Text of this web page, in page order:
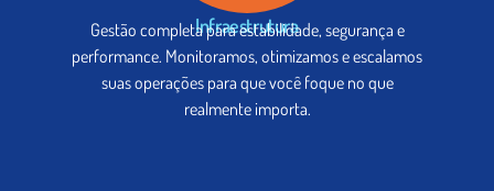
Infraestrutura
Gestão completa para estabilidade, segurança e
performance. Monitoramos, otimizamos e escalamos
suas operações para que você foque no que
realmente importa.